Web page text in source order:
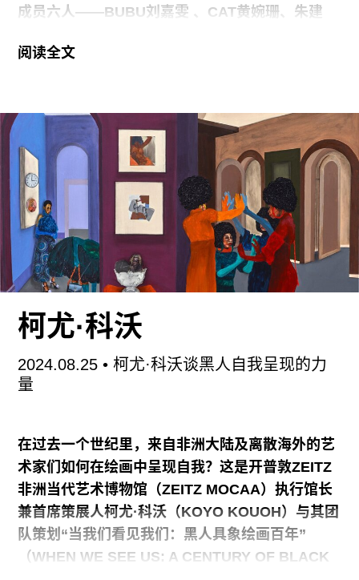
成员六人——BUBU刘嘉雯 、CAT黄婉珊、朱建
野调研，试图记录“华侨农场”曾经的历史及其在
云南、江西和吉林七省区共成立了84个华侨农场。
其中，广东省有23个，也是此次菠萝核主要走访的
对象。在CHAT六厂的驻地期间，菠萝核通过种
植、染色、缝纫、绘画、拼贴、表演及录像等实
践，邀请观众参与其中，与他们一同走近这一归侨
群体的故事，寻访他们在国家集体安置与劳动力再
分配政策下的个人经历。在此过程中，菠萝核以集
体创作的方式连接另一时空下的集体性劳作，地理
出复杂性，一如组合成员选择共同生活的地域——
边界的海洋之间。
写作”开始的。在我们有关集体创作的经验中，个体
的主观性和集体的同一性始终处在一种互哺且不断
变化的关系中：个体带入主观视角的“在场”，而集
体则是汇聚不同视角下的记忆残片和知识经验，由
此延伸出一个
阅读全文
柯尤·科沃
2024.08.25• 柯尤·科沃谈黑人自我呈现的力
量
在过去一个世纪里，来自非洲大陆及离散海外的艺
术家们如何在绘画中呈现自我？这是开普敦ZEITZ
非洲当代艺术博物馆（ZEITZ MOCAA）执行馆长
兼首席策展人柯尤·科沃（KOYO KOUOH）与其团
队策划“当我们看见我们：黑人具象绘画百年”
（WHEN WE SEE US: A CENTURY OF BLACK